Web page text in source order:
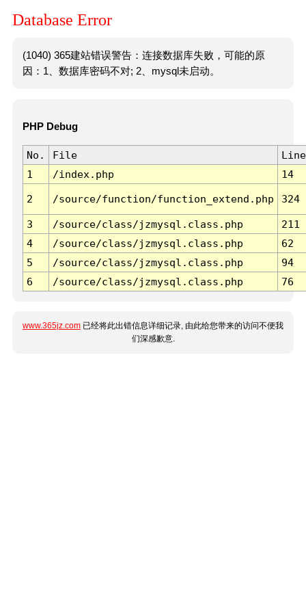
Database Error
(1040) 365建站错误警告：连接数据库失败，可能的原
因：1、数据库密码不对; 2、mysql未启动。
PHP Debug
No. File
Line
1
/index.php 14
2 /source/function/function_extend.php 324
3 /source/class/jzmysql.class.php
211
4
/source/class/jzmysql.class.php
62
5
/source/class/jzmysql.class.php
94
6
/source/class/jzmysql.class.php 76
www.365jz.com 已经将此出错信息详细记录, 由此给您带来的访问不便我
们深感歉意.